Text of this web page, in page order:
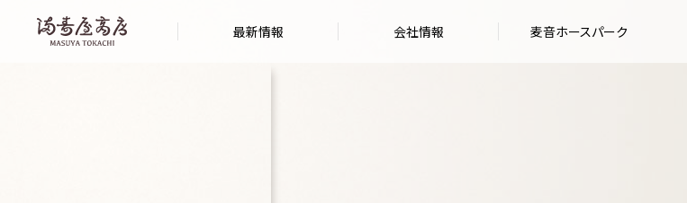
最新情報 会社情報 麦音ホースパーク